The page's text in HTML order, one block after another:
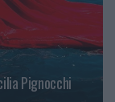
Pignocchi